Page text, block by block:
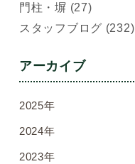
門柱・塀 (27)
スタッフブログ (232)
アーカイブ
2025年
2024年
2023年